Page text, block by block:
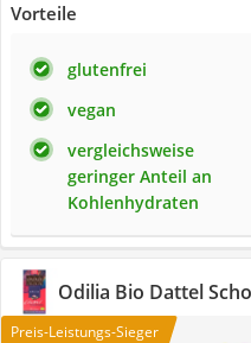
Vorteile
glutenfrei
vegan
vergleichsweise
geringer Anteil an
Kohlenhydraten
Odilia Bio Dattel
Preis-Leistungs-Sieger